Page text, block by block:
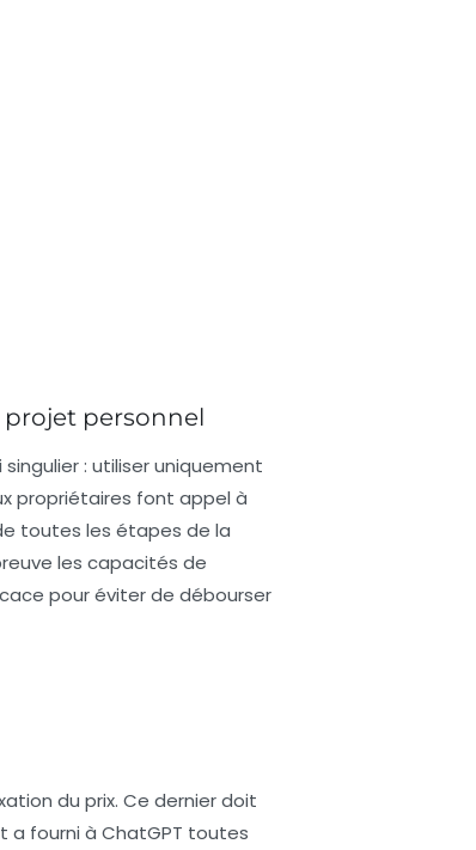
projet personnel
: utiliser uniquement
propriétaires font appel à
toutes les étapes de la
les capacités de
pour éviter de débourser
du prix. Ce dernier doit
fourni à ChatGPT toutes